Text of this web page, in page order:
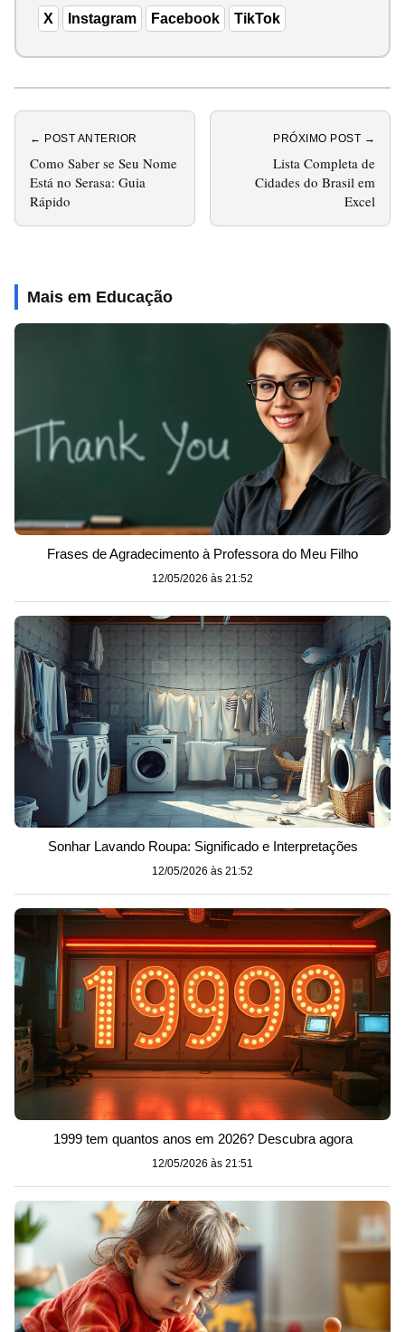
X Instagram Facebook TikTok
← POST ANTERIOR
Como Saber se Seu Nome
Está no Serasa: Guia
Rápido
PRÓXIMO POST →
Lista Completa de
Cidades do Brasil em
Excel
Mais em Educação
Frases de Agradecimento à Professora do Meu Filho
12/05/2026 às 21:52
Sonhar Lavando Roupa: Significado e Interpretações
12/05/2026 às 21:52
1999 tem quantos anos em 2026? Descubra agora
12/05/2026 às 21:51